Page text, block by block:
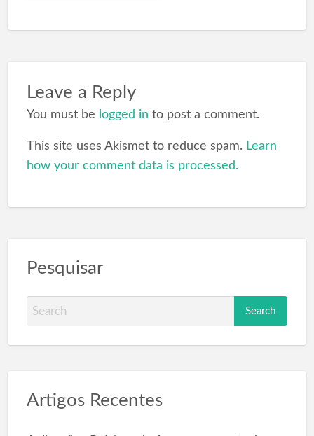
Leave a Reply
You must be logged in to post a comment.
This site uses Akismet to reduce spam. Learn
how your comment data is processed.
Pesquisar
a
h
Artigos Recentes